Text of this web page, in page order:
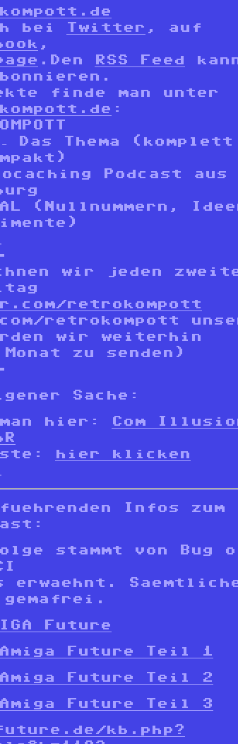
bei
Twitter , auf
,
.Den RSS Feed
finde man unter
:
– Das Thema (komplett
Podcast aus
(Nullnummern,
wir jeden
retrokompott
retrokompott
wir weiterhin
zu senden)
Sache:
man hier:
Com
hier klicken
Infos zum
stammt von Bug
erwaehnt.
Future
Future Teil 1
Future Teil 2
Future Teil 3
kb.php?